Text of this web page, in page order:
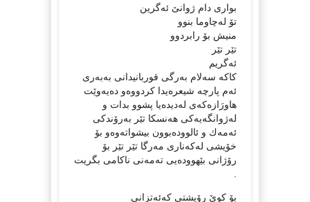
بواری دام ژوانێ‌ ئه‌گرین
تۆ له‌چاوما بنوو
منیش بۆ رابردوو
تێر تێر
ئه‌گریم
كاكه‌ سه‌لام به‌رگی قوربانیدانی به‌به‌ری
ئه‌م پارچه‌ شیعره‌یدا كردووه‌و ده‌یه‌وێت
هاورَازه‌كه‌ی له‌دیده‌یا پشوو بدات و
له‌ژوانگه‌یه‌كی هه‌نسكا تێر به‌رۆندكی
ئه‌مه‌ك و ئالووده‌بوون بیشواته‌وه‌و بۆ
خۆیشی له‌كه‌ناری مه‌رگا تێر تێر بۆ
رۆژانی بێهووده‌یی ته‌مه‌نی ناكامی بگریت
بۆ كوێ‌ رۆیشتی كه‌ئه‌تزانی